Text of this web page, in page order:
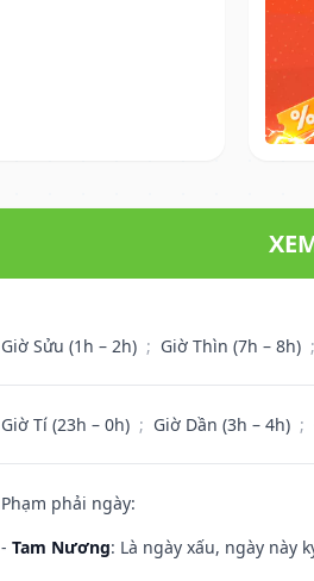
Giờ Sửu (1h – 2h) ; Giờ Thìn (7h – 8h) ;
Giờ Tí (23h – 0h) ; Giờ Dần (3h – 4h) ;
Phạm phải ngày:
- Tam Nương: Là ngày xấu, ngày này